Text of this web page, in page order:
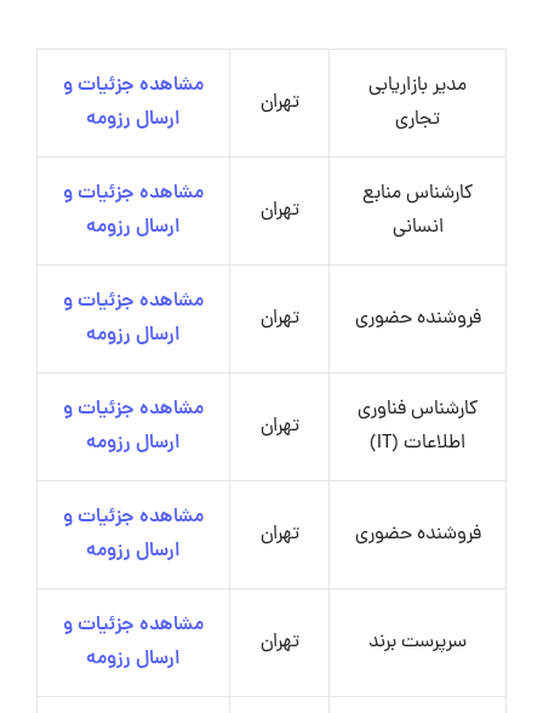
مدیر بازاریابی
تجاری
تهران
مشاهده جزئیات و
ارسال رزومه
کارشناس منابع
انسانی
تهران
مشاهده جزئیات و
ارسال رزومه
فروشنده حضوری تهران
مشاهده جزئیات و
ارسال رزومه
کارشناس فناوری
اطلاعات (IT)
تهران
مشاهده جزئیات و
ارسال رزومه
فروشنده حضوری تهران
مشاهده جزئیات و
ارسال رزومه
سرپرست برند تهران
مشاهده جزئیات و
ارسال رزومه